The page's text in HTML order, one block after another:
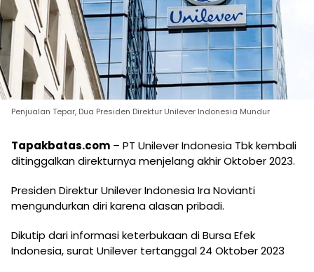
Penjualan Tepar, Dua Presiden Direktur Unilever Indonesia Mundur
Tapakbatas.com – PT Unilever Indonesia Tbk kembali
ditinggalkan direkturnya menjelang akhir Oktober 2023.
Presiden Direktur Unilever Indonesia Ira Novianti
mengundurkan diri karena alasan pribadi.
Dikutip dari informasi keterbukaan di Bursa Efek
Indonesia, surat Unilever tertanggal 24 Oktober 2023